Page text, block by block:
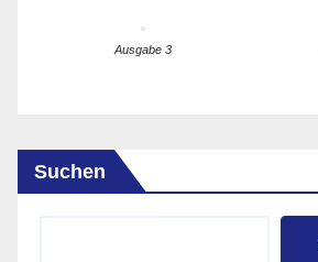
Ausgabe 3
Suchen